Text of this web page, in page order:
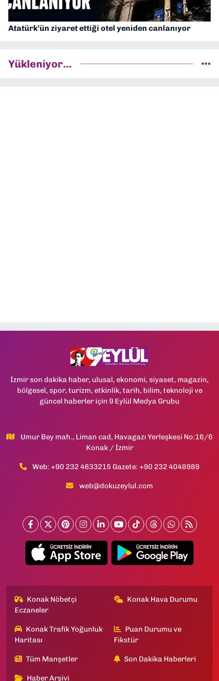
Atatürk’ün ziyaret ettiği otel yeniden canlanıyor
Yükleniyor...
İzmir son dakika haber, ulusal, ekonomi, siyaset, magazin,
bölgesel, spor, turizm, etkinlik, tarih, bilim, teknoloji ve
güncel haberler için 9 Eylül Medya Grubu
Umur Bey mah., Liman cad, Havagazı Yerleşkesi No:16/6
Konak / İzmir
Web: +90 232 4633215 Gazete: +90 232 4048989
web@dokuzeylul.com
Konak Nöbetçi
Eczaneler
Konak Hava Durumu
Konak Trafik Yoğunluk
Haritası
Puan Durumu ve
Fikstür
Tüm Manşetler Son Dakika Haberleri
Haber Arşivi